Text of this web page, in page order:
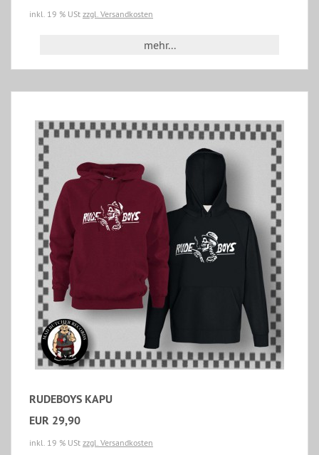
inkl. 19 % USt zzgl. Versandkosten
mehr...
RUDEBOYS KAPU
EUR 29,90
inkl. 19 % USt zzgl. Versandkosten